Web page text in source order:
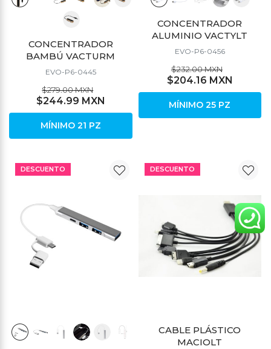
CONCENTRADOR
BAMBÚ VACTURM
EVO-P6-0445
$279.00 MXN
$244.99 MXN
MÍNIMO 21 PZ
CONCENTRADOR
ALUMINIO VACTYLT
EVO-P6-0456
$232.00 MXN
$204.16 MXN
MÍNIMO 25 PZ
DESCUENTO DESCUENTO
CABLE PLÁSTICO
MACIOLT